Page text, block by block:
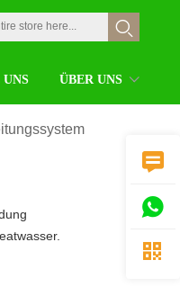
ÜBER UNS


